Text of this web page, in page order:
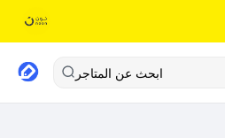
ابحث عن المتاجر